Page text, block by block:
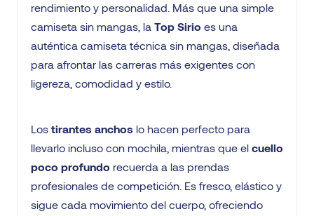
rendimiento y personalidad. Más que una simple
camiseta sin mangas, la Top Sirio es una
auténtica camiseta técnica sin mangas, diseñada
para afrontar las carreras más exigentes con
ligereza, comodidad y estilo.
Los tirantes anchos lo hacen perfecto para
llevarlo incluso con mochila, mientras que el cuello
poco profundo recuerda a las prendas
profesionales de competición. Es fresco, elástico y
sigue cada movimiento del cuerpo, ofreciendo